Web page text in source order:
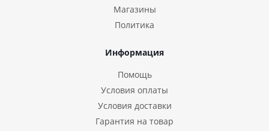
Магазины
Политика
Информация
Помощь
Условия оплаты
Условия доставки
Гарантия на товар